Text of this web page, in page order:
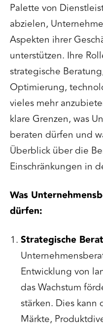
Palette von
abzielen,
Aspekten ihrer
unterstützen. Ihre
strategische
Optimierung,
vieles mehr
klare Grenzen, was
beraten dürfen und
Überblick über die
Einschränkungen in
Was
dürfen:
Strategische
Entwicklung von
das Wachstum
stärken. Dies kann
Märkte,